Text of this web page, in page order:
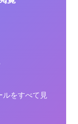
ルをすべて見